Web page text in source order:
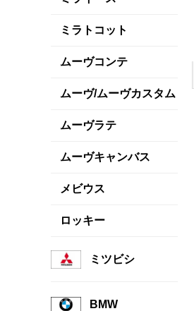
ミラトコット
ムーヴコンテ
ムーヴ/ムーヴカスタム
ムーヴラテ
ムーヴキャンバス
メビウス
ロッキー
ミツビシ
BMW